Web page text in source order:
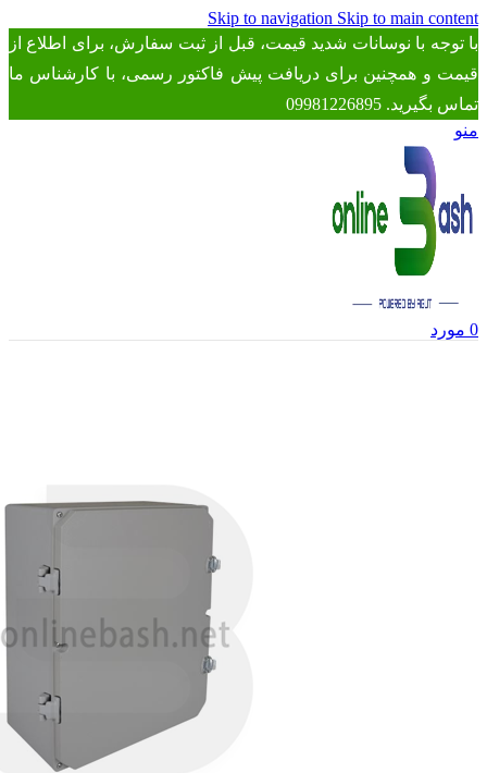
Skip to navigation Skip to main content
با توجه با نوسانات شدید قیمت، قبل از ثبت سفارش، برای اطلاع از
قیمت و همچنین برای دریافت پیش فاکتور رسمی، با کارشناس ما
تماس بگیرید. 09981226895
منو
0 مورد